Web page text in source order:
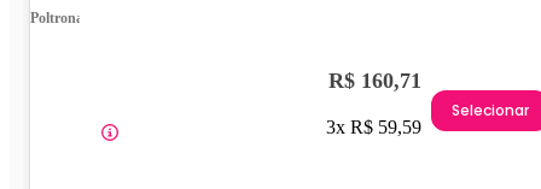
Poltrona
R$ 160,71
3x R$ 59,59
Selecionar